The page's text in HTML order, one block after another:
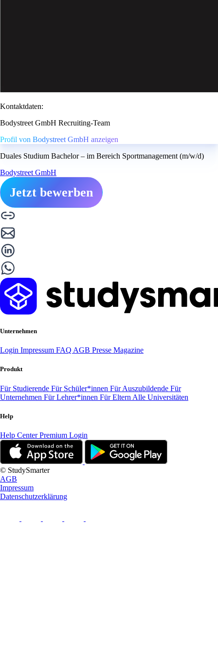
Kontaktdaten:
Bodystreet GmbH Recruiting-Team
Profil von Bodystreet GmbH anzeigen
Duales Studium Bachelor – im Bereich Sportmanagement (m/w/d)
Bodystreet GmbH
Jetzt bewerben
Unternehmen
Login Impressum FAQ AGB Presse Magazine
Produkt
Für Studierende Für Schüler*innen Für Auszubildende Für
Unternehmen Für Lehrer*innen Für Eltern Alle Universitäten
Help
Help CenterPremium Login
© StudySmarter
AGB
Impressum
Datenschutzerklärung